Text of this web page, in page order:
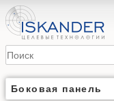
Боковая панель